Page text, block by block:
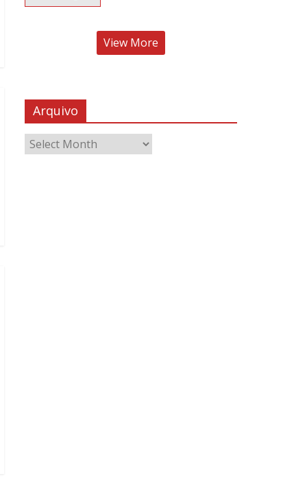
View More
Arquivo